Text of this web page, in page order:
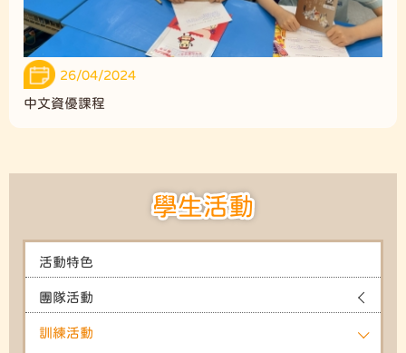
26/04/2024
中文資優課程
學生活動
活動特色
團隊活動
訓練活動